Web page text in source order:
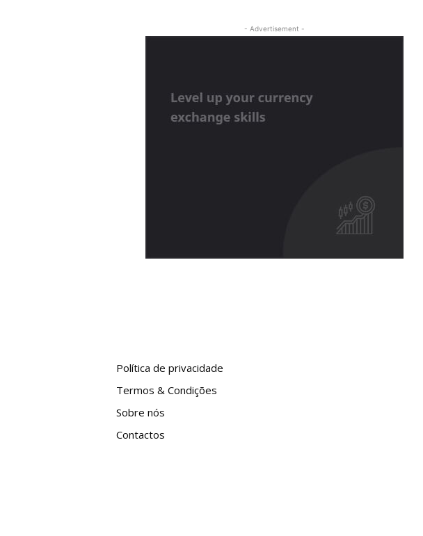
- Advertisement -
Política de privacidade
Termos & Condições
Sobre nós
Contactos